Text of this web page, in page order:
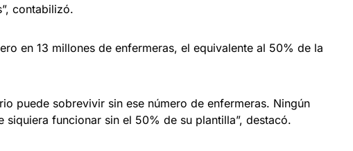
contabilizó.
en 13 millones de enfermeras, el equivalente al 50% de la
puede sobrevivir sin ese número de enfermeras. Ningún
siquiera funcionar sin el 50% de su plantilla”, destacó.